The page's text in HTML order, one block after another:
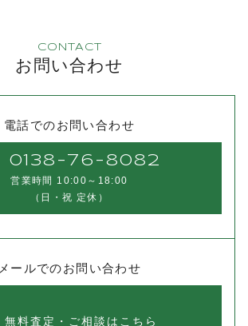
CONTACT
お問い合わせ
電話でのお問い合わせ
0138-76-8082
営業時間 10:00～18:00
（日・祝 定休）
メールでのお問い合わせ
無料査定・ご相談はこちら